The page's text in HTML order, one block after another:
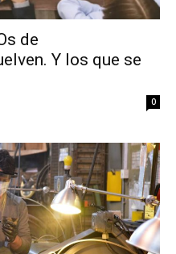
de
Y los que se
0